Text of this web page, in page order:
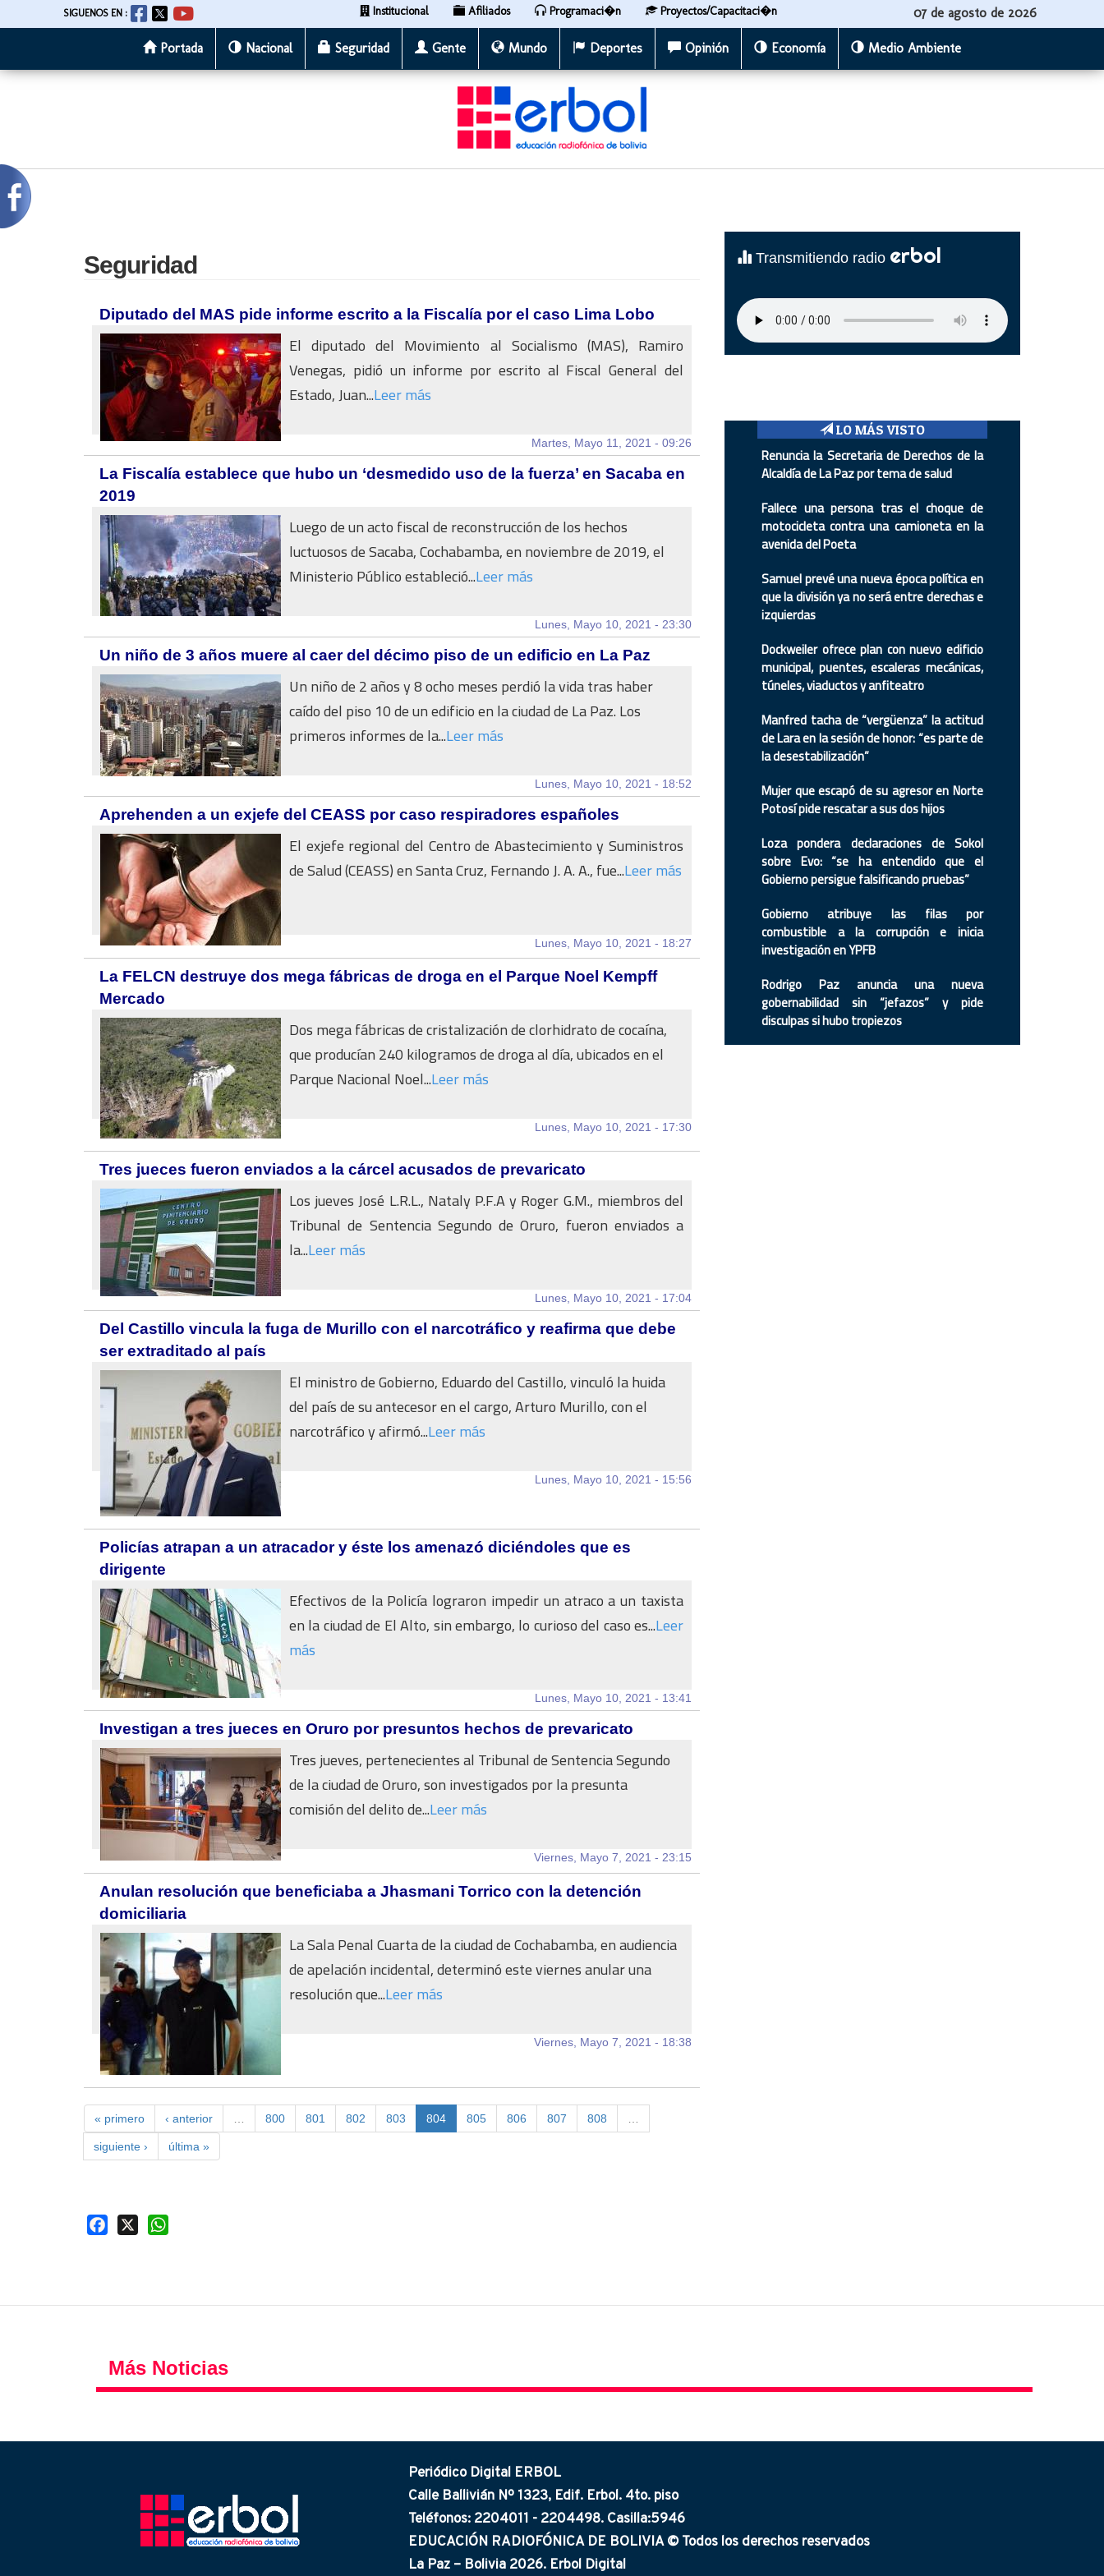
al
SIGUENOS EN : Institucional Afiliados Programaci�n Proyectos/Capacitaci�n 07 de agosto de 2026
Portada Nacional Seguridad Gente Mundo Deportes Opinión Economía Medio Ambiente
Seguridad
Diputado del MAS pide informe escrito a la Fiscalía por el caso Lima Lobo
El diputado del Movimiento al Socialismo (MAS), Ramiro
Venegas, pidió un informe por escrito al Fiscal General del
Estado, Juan...Leer más
Martes, Mayo 11, 2021 - 09:26
La Fiscalía establece que hubo un ‘desmedido uso de la fuerza’ en Sacaba en
2019
Luego de un acto fiscal de reconstrucción de los hechos
luctuosos de Sacaba, Cochabamba, en noviembre de 2019, el
Ministerio Público estableció...Leer más
Lunes, Mayo 10, 2021 - 23:30
Un niño de 3 años muere al caer del décimo piso de un edificio en La Paz
Un niño de 2 años y 8 ocho meses perdió la vida tras haber
caído del piso 10 de un edificio en la ciudad de La Paz. Los
primeros informes de la...Leer más
Lunes, Mayo 10, 2021 - 18:52
Aprehenden a un exjefe del CEASS por caso respiradores españoles
El exjefe regional del Centro de Abastecimiento y Suministros
de Salud (CEASS) en Santa Cruz, Fernando J. A. A., fue...Leer más
Lunes, Mayo 10, 2021 - 18:27
La FELCN destruye dos mega fábricas de droga en el Parque Noel Kempff
Mercado
Dos mega fábricas de cristalización de clorhidrato de cocaína,
que producían 240 kilogramos de droga al día, ubicados en el
Parque Nacional Noel...Leer más
Lunes, Mayo 10, 2021 - 17:30
Tres jueces fueron enviados a la cárcel acusados de prevaricato
Los jueves José L.R.L., Nataly P.F.A y Roger G.M., miembros del
Tribunal de Sentencia Segundo de Oruro, fueron enviados a
la...Leer más
Lunes, Mayo 10, 2021 - 17:04
Del Castillo vincula la fuga de Murillo con el narcotráfico y reafirma que debe
ser extraditado al país
El ministro de Gobierno, Eduardo del Castillo, vinculó la huida
del país de su antecesor en el cargo, Arturo Murillo, con el
narcotráfico y afirmó...Leer más
Lunes, Mayo 10, 2021 - 15:56
Policías atrapan a un atracador y éste los amenazó diciéndoles que es
dirigente
Efectivos de la Policía lograron impedir un atraco a un taxista
en la ciudad de El Alto, sin embargo, lo curioso del caso es...Leer
más
Lunes, Mayo 10, 2021 - 13:41
Investigan a tres jueces en Oruro por presuntos hechos de prevaricato
Tres jueves, pertenecientes al Tribunal de Sentencia Segundo
de la ciudad de Oruro, son investigados por la presunta
comisión del delito de...Leer más
Viernes, Mayo 7, 2021 - 23:15
Anulan resolución que beneficiaba a Jhasmani Torrico con la detención
domiciliaria
La Sala Penal Cuarta de la ciudad de Cochabamba, en audiencia
de apelación incidental, determinó este viernes anular una
resolución que...Leer más
Viernes, Mayo 7, 2021 - 18:38
« primero ‹ anterior 800 801 802 803 804 805 806 807 808
siguiente › última »
Facebook
Transmitiendo radio erbol
LO MÁS VISTO
Renuncia la Secretaria de Derechos de la
Alcaldía de La Paz por tema de salud
Fallece una persona tras el choque de
motocicleta contra una camioneta en la
avenida del Poeta
Samuel prevé una nueva época política en
que la división ya no será entre derechas e
izquierdas
Dockweiler ofrece plan con nuevo edificio
municipal, puentes, escaleras mecánicas,
túneles, viaductos y anfiteatro
Manfred tacha de “vergüenza” la actitud
de Lara en la sesión de honor: “es parte de
la desestabilización”
Mujer que escapó de su agresor en Norte
Potosí pide rescatar a sus dos hijos
Loza pondera declaraciones de Sokol
sobre Evo: “se ha entendido que el
Gobierno persigue falsificando pruebas”
Gobierno atribuye las filas por
combustible a la corrupción e inicia
investigación en YPFB
Rodrigo Paz anuncia una nueva
gobernabilidad sin “jefazos” y pide
disculpas si hubo tropiezos
Más Noticias
Periódico Digital ERBOL
Calle Ballivián Nº 1323, Edif. Erbol. 4to. piso
Teléfonos: 2204011 - 2204498. Casilla:5946
EDUCACIÓN RADIOFÓNICA DE BOLIVIA © Todos los derechos reservados
La Paz – Bolivia 2026. Erbol Digital